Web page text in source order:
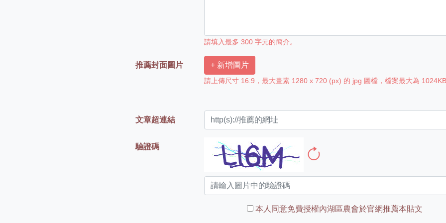
請填入最多 300 字元的簡介。
推薦封面圖片 + 新增圖片
請上傳尺寸 16:9，最大畫素 1280 x 720 (px) 的 jpg 圖檔，檔案最大為
文章超連結
驗證碼
本人同意免費授權內湖區農會於官網推薦本貼文